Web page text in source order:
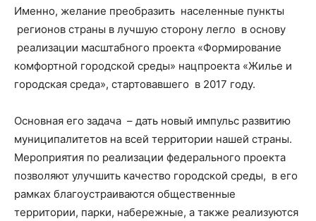
Именно, желание преобразить населенные пункты
регионов страны в лучшую сторону легло в основу
реализации масштабного проекта «Формирование
комфортной городской среды» нацпроекта «Жилье и
городская среда», стартовавшего в 2017 году.
Основная его задача – дать новый импульс развитию
муниципалитетов на всей территории нашей страны.
Мероприятия по реализации федерального проекта
позволяют улучшить качество городской среды, в его
рамках благоустраиваются общественные
территории, парки, набережные, а также реализуются